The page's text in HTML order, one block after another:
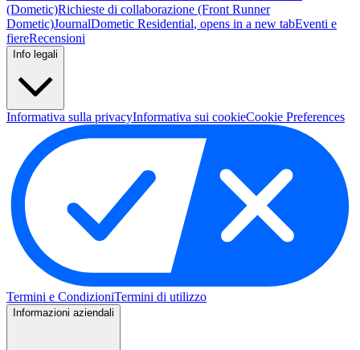
(Dometic)Richieste di collaborazione (Front Runner
Dometic)JournalDometic Residential, opens in a new tabEventi e
fiereRecensioni
Info legali
Informativa sulla privacyInformativa sui cookieCookie Preferences
Termini e CondizioniTermini di utilizzo
Informazioni aziendali